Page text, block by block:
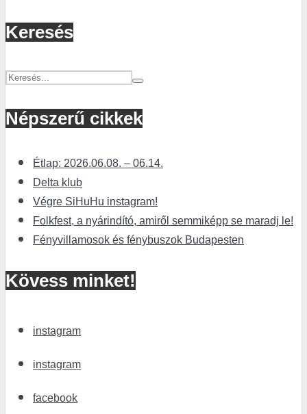
Keresés
Népszerű cikkek
Étlap: 2026.06.08. – 06.14.
Delta klub
Végre SiHuHu instagram!
Folkfest, a nyárindító, amiről semmiképp se maradj le!
Fényvillamosok és fénybuszok Budapesten
Kövess minket!
instagram
instagram
facebook